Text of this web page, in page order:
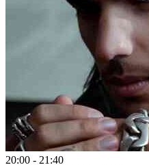
20:00 - 21:40